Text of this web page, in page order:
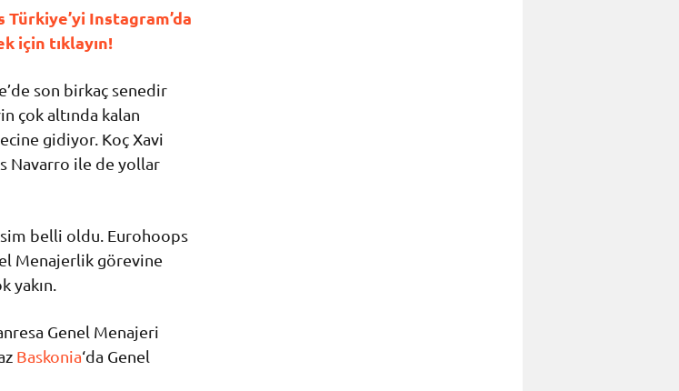
Türkiye’yi Instagram’da
için tıklayın!
son birkaç senedir
çok altında kalan
gidiyor. Koç Xavi
Navarro ile de yollar
belli oldu. Eurohoops
Menajerlik görevine
yakın.
Genel Menajeri
Baskonia‘da Genel